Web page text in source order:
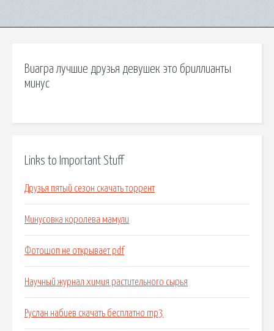
Виагра лучшие друзья девушек это бриллианты
минус
Links to Important Stuff
Друзья пятый сезон скачать торрент
Минусовка королева мамули
Фотошоп не открывает pdf
Научный журнал химия растительного сырья
Руслан набиев скачать бесплатно mp3